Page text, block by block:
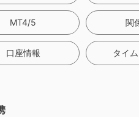
MT4/5 関
口座情報 タイ